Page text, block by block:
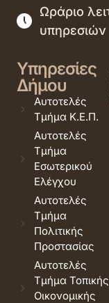
Ωράριο
υπηρεσιών
Υπηρεσίες
Δήμου
Αυτοτελές
Τμήμα Κ.Ε.Π.
Αυτοτελές
Τμήμα
Εσωτερικού
Ελέγχου
Αυτοτελές
Τμήμα
Πολιτικής
Προστασίας
Αυτοτελές
Τμήμα Τοπικής
Οικονομικής